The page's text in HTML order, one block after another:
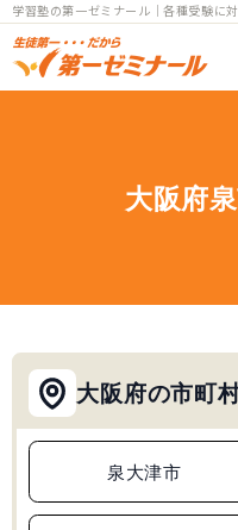
学習塾の第一ゼミナール｜各種受験に
コース案内
高校部一覧
教室一覧
大阪府
大阪府の市町
泉大津市